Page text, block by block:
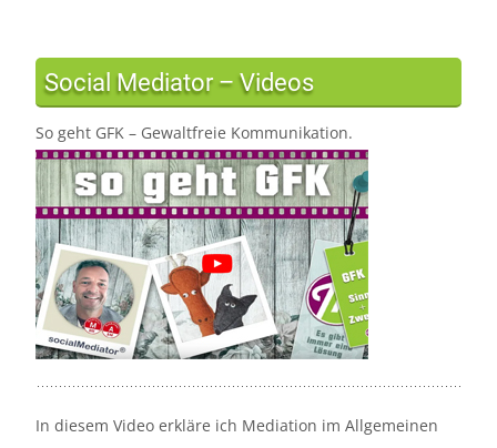
Social Mediator – Videos
So geht GFK – Gewaltfreie Kommunikation.
In diesem Video erkläre ich Mediation im Allgemeinen